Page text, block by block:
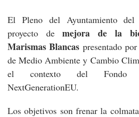
El Pleno del Ayuntamiento
proyecto demejora de la
Marismas Blancas presentado
de Medio Ambiente y Cambio
el contexto del Fondo
NextGenerationEU.
Los objetivos son frenar la